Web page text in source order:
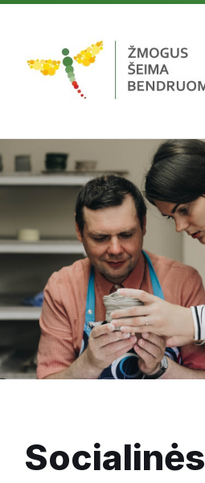
Socialinės